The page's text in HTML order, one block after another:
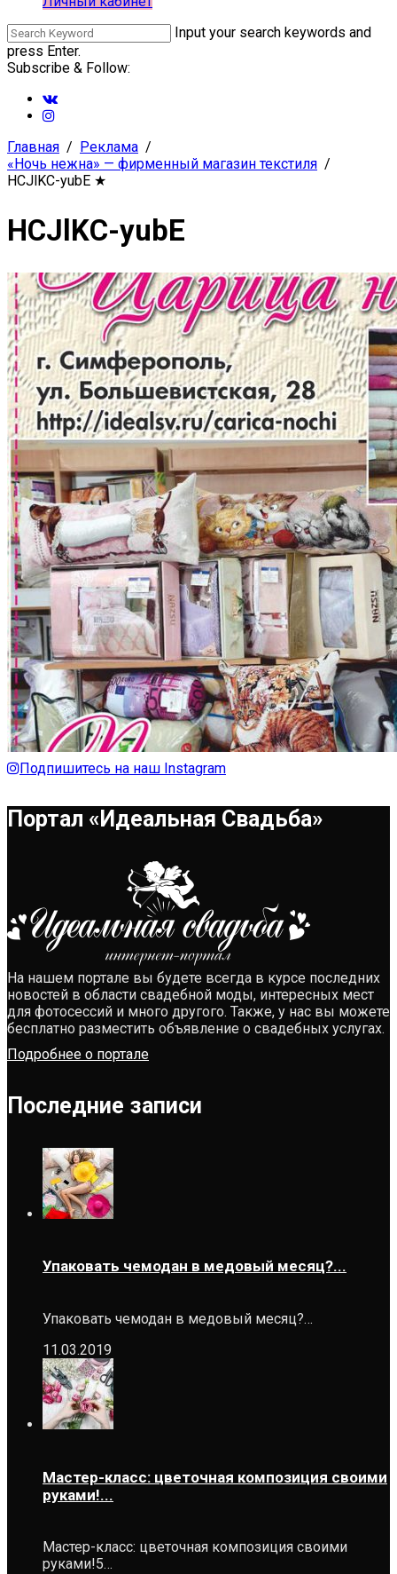
Input your search keywords and
press Enter.
Subscribe & Follow:
Главная
Реклама
«Ночь нежна» — фирменный магазин текстиля
HCJlKC-yubE ★
HCJlKC-yubE
Подпишитесь на наш Instagram
Портал «Идеальная Свадьба»
На нашем портале вы будете всегда в курсе последних
новостей в области свадебной моды, интересных мест
для фотосессий и много другого. Также, у нас вы можете
бесплатно разместить объявление о свадебных услугах.
Подробнее о портале
Последние записи
Упаковать чемодан в медовый месяц?...
Упаковать чемодан в медовый месяц?…
11.03.2019
Мастер-класс: цветочная композиция своими
руками!...
Мастер-класс: цветочная композиция своими
руками!5…